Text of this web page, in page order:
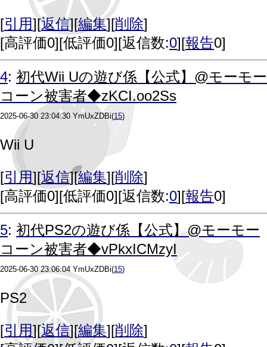
[引用][返信][編集][削除]
[高評価0][低評価0][返信数:0][報告0]
4: 初代Wii Uの遊び係【公式】@モーモー
コーン被害者◆zKCI.oo2Ss
2025-06-30 23:04:30YmUxZDBi(15)
Wii U
[引用][返信][編集][削除]
[高評価0][低評価0][返信数:0][報告0]
5: 初代PS2の遊び係【公式】@モーモー
コーン被害者◆vPkxICMzyI
2025-06-30 23:06:04 YmUxZDBi(15)
PS2
[引用][返信][編集][削除]